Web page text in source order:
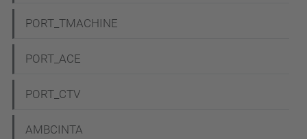
a
v
g
a
PORT_TMACHINE
PORT_ACE
PORT_CTV
AMBCINTA